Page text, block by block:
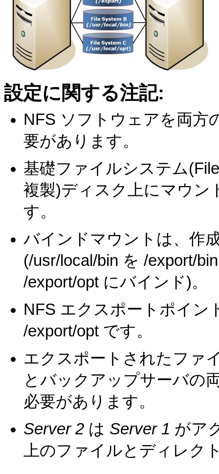
設定に関する注記:
NFS ソフトウェアを両方
要があります。
基礎ファイルシステム
複製)ディスク上にマウン
す。
バインドマウントは、作
(/usr/local/bin を /export/
/export/opt にバインド)。
NFS エクスポートポイン
/export/opt です。
エクスポートされたファ
とバックアップサーバの
必要があります。
Server 2 は Server 1 がア
上のファイルとディレク